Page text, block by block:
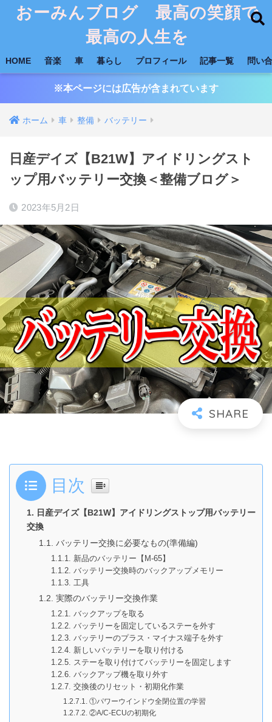
おーみんブログ 最高の笑顔で
最高の人生を
HOME 音楽 車 暮らし プロフィール 記事一覧 問い
※本ページには広告が含まれています
ホーム 車 整備 バッテリー
日産デイズ【B21W】アイドリングスト
ップ用バッテリー交換＜整備ブログ＞
2023年5月2日
目次
日産デイズ【B21W】アイドリングストップ用バッテリー
交換
バッテリー交換に必要なもの(準備編)
新品のバッテリー【M-65】
バッテリー交換時のバックアップメモリー
工具
実際のバッテリー交換作業
バックアップを取る
バッテリーを固定しているステーを外す
バッテリーのプラス・マイナス端子を外す
新しいバッテリーを取り付ける
ステーを取り付けてバッテリーを固定します
バックアップ機を取り外す
交換後のリセット・初期化作業
①パワーウインドウ全閉位置の学習
②A/C-ECUの初期化